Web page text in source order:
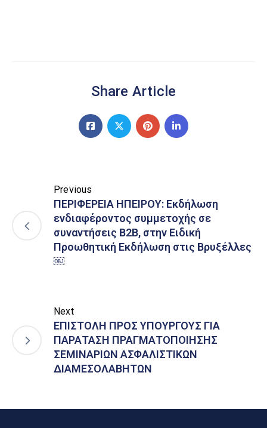
Share Article
Previous
ΠΕΡΙΦΕΡΕΙΑ ΗΠΕΙΡΟΥ: Εκδήλωση
ενδιαφέροντος συμμετοχής σε
συναντήσεις Β2Β, στην Ειδική
Προωθητική Εκδήλωση στις Βρυξέλλες
￼
Next
ΕΠΙΣΤΟΛΗ ΠΡΟΣ ΥΠΟΥΡΓΟΥΣ ΓΙΑ
ΠΑΡΑΤΑΣΗ ΠΡΑΓΜΑΤΟΠΟΙΗΣΗΣ
ΣΕΜΙΝΑΡΙΩΝ ΑΣΦΑΛΙΣΤΙΚΩΝ
ΔΙΑΜΕΣΟΛΑΒΗΤΩΝ